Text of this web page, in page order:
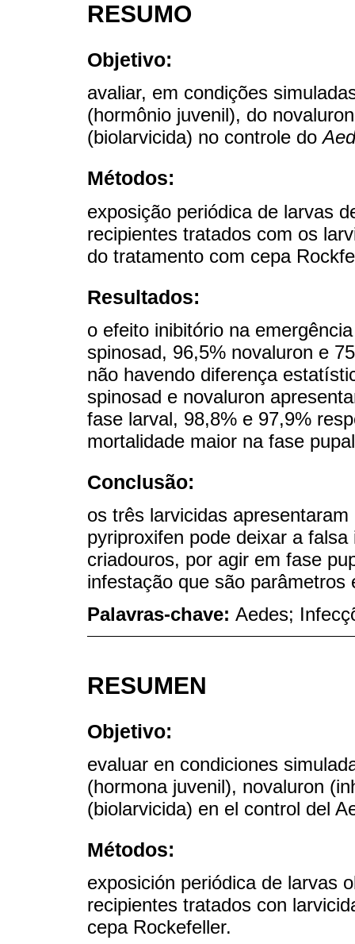
RESUMO
Objetivo:
avaliar, em condições
(hormônio juvenil), do
(biolarvicida) no controle do
Métodos:
exposição periódica de larvas
recipientes tratados com os
do tratamento com cepa
Resultados:
o efeito inibitório na
spinosad, 96,5% novaluron e
não havendo diferença
spinosad e novaluron
fase larval, 98,8% e 97,9%
mortalidade maior na fase
Conclusão:
os três larvicidas
pyriproxifen pode deixar a
criadouros, por agir em fase
infestação que são
Palavras-chave: Aedes;
RESUMEN
Objetivo:
evaluar en condiciones
(hormona juvenil), novaluron
(biolarvicida) en el control del
Métodos:
exposición periódica de larvas
recipientes tratados con
cepa Rockefeller.